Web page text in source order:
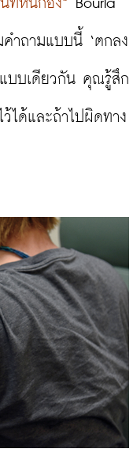
ที่หนักอึ้ง” Bourla
ำถามแบบนี้ ‘ตกลง
บบเดียวกัน คุณรู้สึก
ได้และถ้าไปผิดทาง